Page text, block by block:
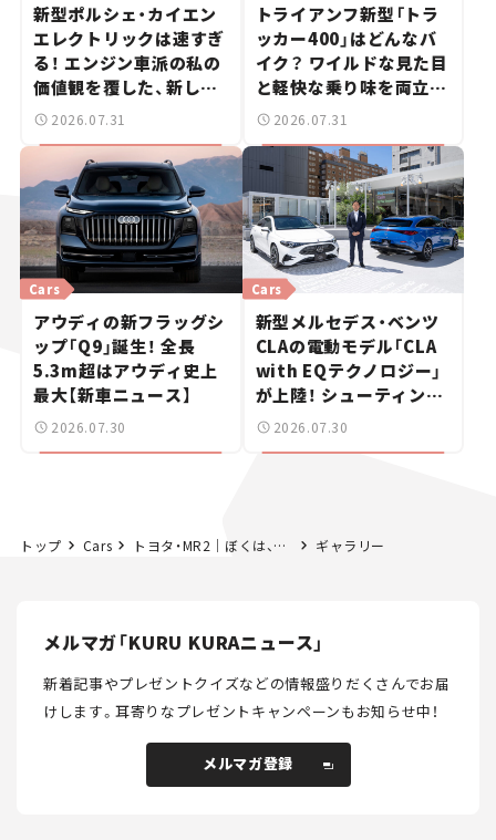
新型ポルシェ・カイエン
エレクトリックは速すぎ
る！ エンジン車派の私の
価値観を覆した、新しい
ポルシェの走り。
2026.07.31
トライアンフ新型「トラ
ッカー400」はどんなバ
イク？ ワイルドな見た目
と軽快な乗り味を両立し
た400ccフラットトラッ
2026.07.31
アウディの新フラッグシ
ップ「Q9」誕生！ 全長
5.3m超はアウディ史上
最大【新車ニュース】
Cars
2026.07.30
新型メルセデス・ベンツ
CLAの電動モデル「CLA
with EQテクノロジー」
が上陸！ シューティング
ブレークも発売【新車ニ
Cars
2026.07.30
トップ Cars トヨタ・MR2｜ぼくは、車と生きてきた #17 ギャラリー
メルマガ「KURU KURAニュース」
新着記事やプレゼントクイズなどの情報盛りだくさんでお届
けします。耳寄りなプレゼントキャンペーンもお知らせ中！
メルマガ登録